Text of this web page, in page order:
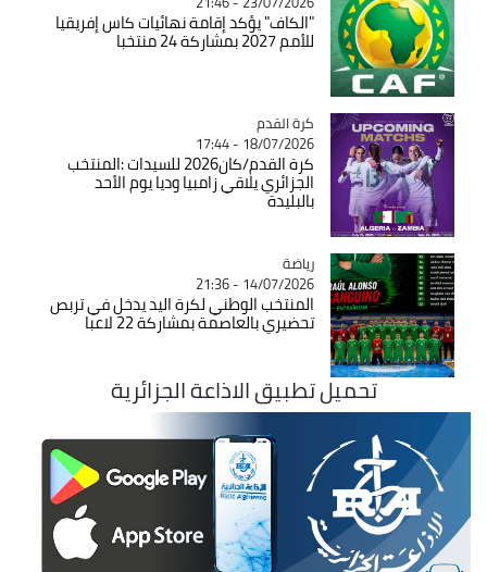
"الكاف" يؤكد إقامة نهائيات كاس إفريقيا
للأمم 2027 بمشاركة 24 منتخبا
Catégorie
كرة القدم
18/07/2026 - 17:44
كرة القدم/كان2026 للسيدات :المنتخب
الجزائري يلاقي زامبيا وديا يوم الأحد
بالبليدة
Catégorie
رياضة
14/07/2026 - 21:36
المنتخب الوطني لكرة اليد يدخل في تربص
تحضيري بالعاصمة بمشاركة 22 لاعبا
تحميل تطبيق الاذاعة الجزائرية